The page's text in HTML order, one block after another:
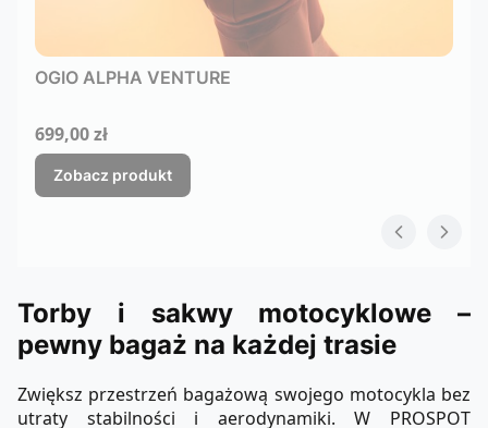
OGIO ALPHA VENTURE
Cena
699,00 zł
Zobacz produkt
Torby i sakwy motocyklowe –
pewny bagaż na każdej trasie
Zwiększ przestrzeń bagażową swojego motocykla bez
utraty stabilności i aerodynamiki. W PROSPOT